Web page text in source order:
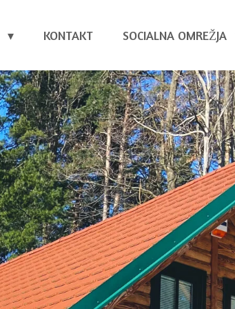
KONTAKT SOCIALNA OMREŽJA